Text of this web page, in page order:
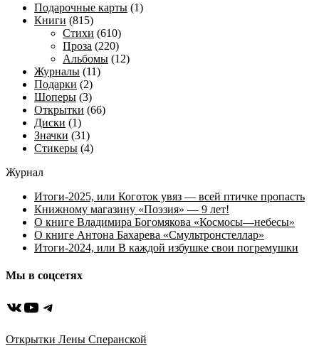
Подарочные карты (1)
Книги (815)
Стихи (610)
Проза (220)
Альбомы (12)
Журналы (11)
Подарки (2)
Шоперы (3)
Открытки (66)
Диски (1)
Значки (31)
Стикеры (4)
Журнал
Итоги-2025, или Коготок увяз — всей птичке пропасть
Книжному магазину «Поэзия» — 9 лет!
О книге Владимира Богомякова «Космосы—небесы»
О книге Антона Бахарева «Смультронстеллар»
Итоги-2024, или В каждой избушке свои погремушки
Мы в соцсетях
ВКонтакте
YouTube
Telegram
Открытки Лены Сперанской